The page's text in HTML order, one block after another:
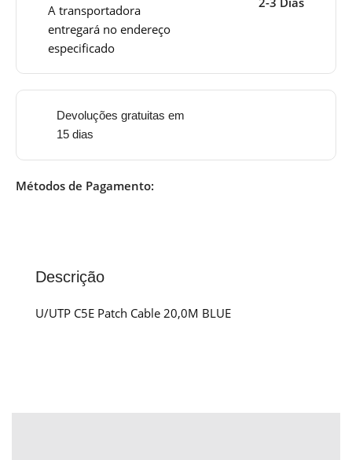
A transportadora
entregará no endereço
especificado
Devoluções gratuitas em
15 dias
Métodos de Pagamento:
Descrição
U/UTP C5E Patch Cable 20,0M BLUE